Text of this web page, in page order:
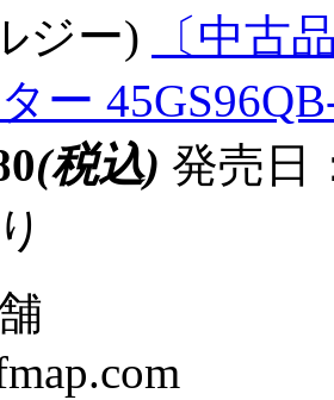
ジー)
〔中古
ー
(税込) 発売日